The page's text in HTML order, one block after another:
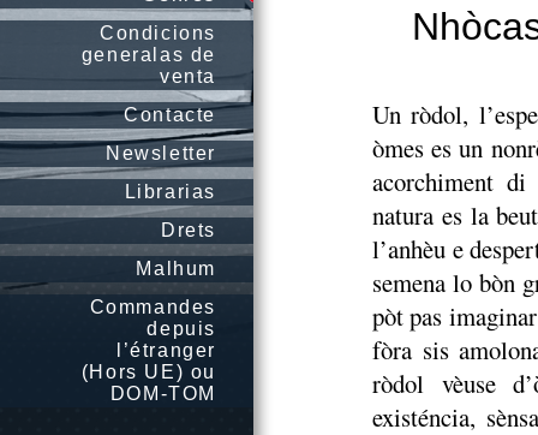
Condicions
generalas de
venta
Contacte
Newsletter
Librarias
Drets
Malhum
Commandes
depuis
l’étranger
(Hors UE) ou
DOM-TOM
Un ròdol,
òmes es un
acorchiment
natura es la
l’anhèu e
semena lo bòn
pòt pas
fòra sis
ròdol vèuse
existéncia,